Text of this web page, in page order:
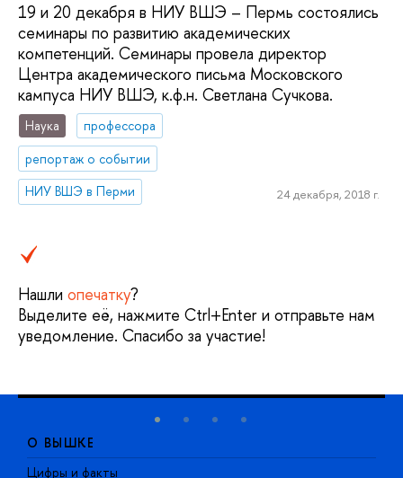
19 и 20 декабря в НИУ ВШЭ – Пермь состоялись
семинары по развитию академических
компетенций. Семинары провела директор
Центра академического письма Московского
кампуса НИУ ВШЭ, к.ф.н. Светлана Сучкова.
Наука
профессора
репортаж о событии
НИУ ВШЭ в Перми
24 декабря, 2018 г.
Нашли опечатку?
Выделите её, нажмите Ctrl+Enter и отправьте нам
уведомление. Спасибо за участие!
О ВЫШКЕ
Цифры и факты